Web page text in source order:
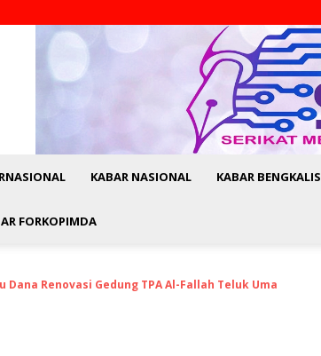
KABAR NASIONAL KABAR BENGKALIS
FORKOPIMDA
Dana Renovasi Gedung TPA Al-Fallah Teluk Uma